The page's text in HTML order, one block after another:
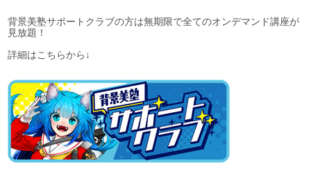
背景美塾サポートクラブの方は無期限で全てのオンデマンド講座が
見放題！
詳細はこちらから↓